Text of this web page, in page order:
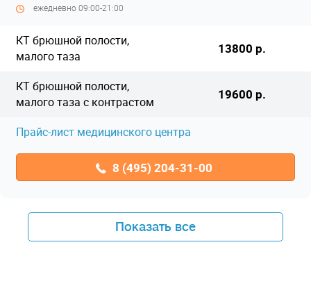
ежедневно 09:00-21:00
КТ брюшной полости,
малого таза
13800 р.
КТ брюшной полости,
малого таза с контрастом
19600 р.
Прайс-лист медицинского центра
8 (495) 204-31-00
Показать все